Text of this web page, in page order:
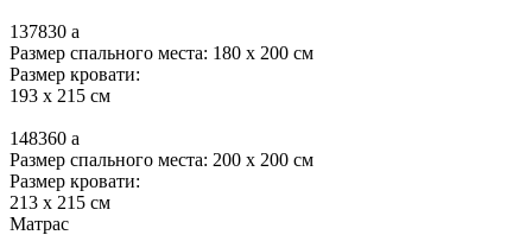
137830 a
Размер спального места: 180 x 200 см
Размер кровати:
193 x 215 см
148360 a
Размер спального места: 200 x 200 см
Размер кровати:
213 x 215 см
Матрас